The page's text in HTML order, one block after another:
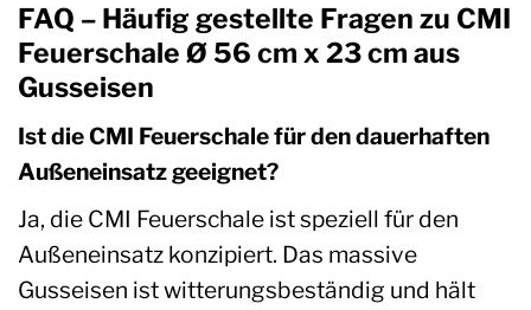
FAQ – Häufig gestellte Fragen zu CMI
Feuerschale Ø 56 cm x 23 cm aus
Gusseisen
Ist die CMI Feuerschale für den dauerhaften
Außeneinsatz geeignet?
Ja, die CMI Feuerschale ist speziell für den
Außeneinsatz konzipiert. Das massive
Gusseisen ist witterungsbeständig und hält